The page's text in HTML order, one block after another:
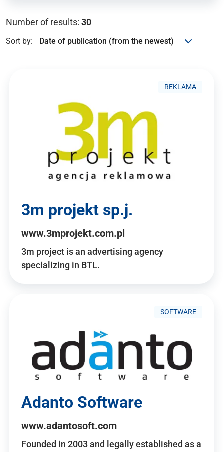
Number of results: 30
Sort by:
REKLAMA
3m projekt sp.j.
www.3mprojekt.com.pl
3m project is an advertising agency
specializing in BTL.
SOFTWARE
Adanto Software
www.adantosoft.com
Founded in 2003 and legally established as a